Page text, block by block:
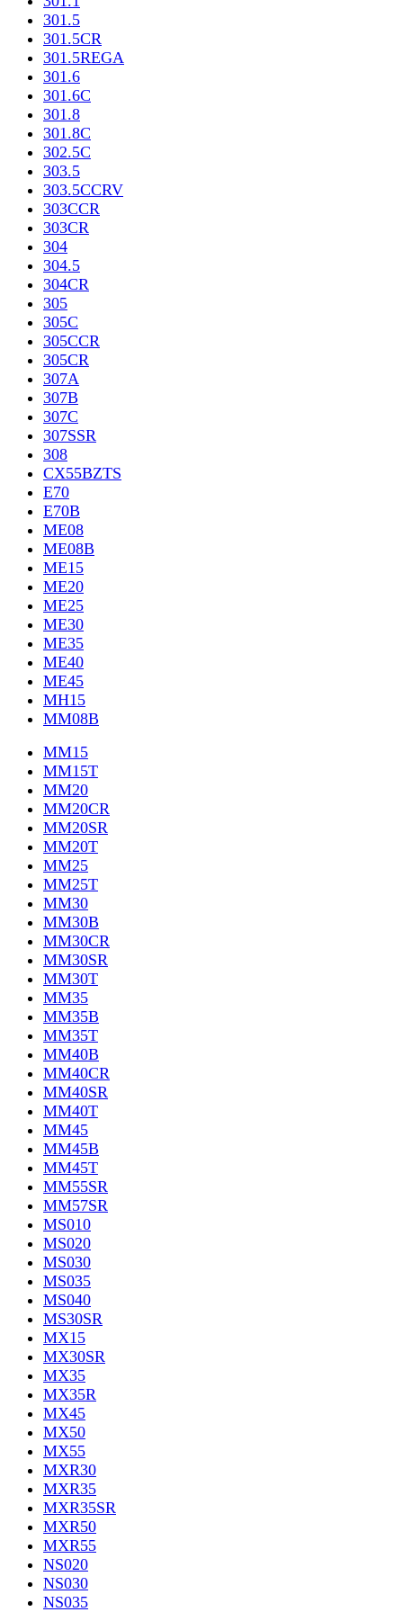
301.5
301.5CR
301.5REGA
301.6
301.6C
301.8
301.8C
302.5C
303.5
303.5CCRV
303CCR
303CR
304
304.5
304CR
305
305C
305CCR
305CR
307A
307B
307C
307SSR
308
CX55BZTS
E70
E70B
ME08
ME08B
ME15
ME20
ME25
ME30
ME35
ME40
ME45
MH15
MM08B
MM15
MM15T
MM20
MM20CR
MM20SR
MM20T
MM25
MM25T
MM30
MM30B
MM30CR
MM30SR
MM30T
MM35
MM35B
MM35T
MM40B
MM40CR
MM40SR
MM40T
MM45
MM45B
MM45T
MM55SR
MM57SR
MS010
MS020
MS030
MS035
MS040
MS30SR
MX15
MX30SR
MX35
MX35R
MX45
MX50
MX55
MXR30
MXR35
MXR35SR
MXR50
MXR55
NS020
NS030
NS035